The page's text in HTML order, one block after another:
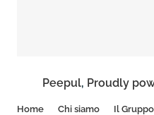
Peepul, Proudly
Home Chi siamo Il Gruppo